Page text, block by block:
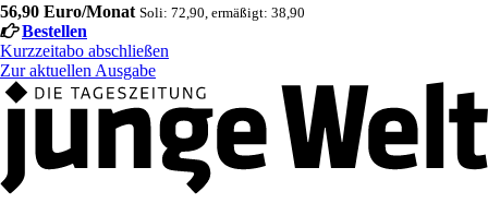
56,90 Euro/Monat Soli: 72,90, ermäßigt: 38,90
Bestellen
Kurzzeitabo abschließen
Zur aktuellen Ausgabe